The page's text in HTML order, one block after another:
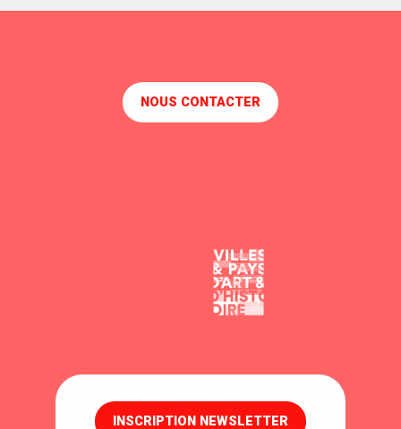
NOUS CONTACTER
INSCRIPTION NEWSLETTER